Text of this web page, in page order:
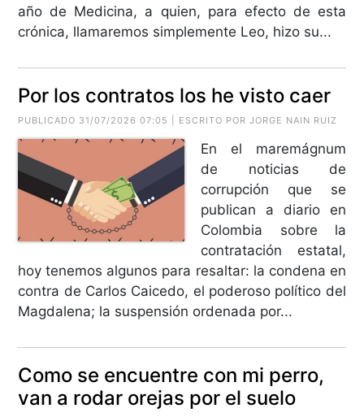
año de Medicina, a quien, para efecto de esta
crónica, llamaremos simplemente Leo, hizo su...
Por los contratos los he visto caer
PUBLICADO 31/07/2026 07:05 | ESCRITO PORJORGE NAIN RUIZ
En el maremágnum
de noticias de
corrupción que se
publican a diario en
Colombia sobre la
contratación estatal,
hoy tenemos algunos para resaltar: la condena en
contra de Carlos Caicedo, el poderoso político del
Magdalena; la suspensión ordenada por...
Como se encuentre con mi perro,
van a rodar orejas por el suelo